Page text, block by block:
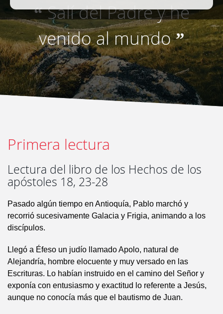
“Salí del Padre y he
venido al mundo”
Primera lectura
Lectura del libro de los Hechos de los
apóstoles 18, 23-28
Pasado algún tiempo en Antioquía, Pablo marchó y
recorrió sucesivamente Galacia y Frigia, animando a los
discípulos.
Llegó a Éfeso un judío llamado Apolo, natural de
Alejandría, hombre elocuente y muy versado en las
Escrituras. Lo habían instruido en el camino del Señor y
exponía con entusiasmo y exactitud lo referente a Jesús,
aunque no conocía más que el bautismo de Juan.